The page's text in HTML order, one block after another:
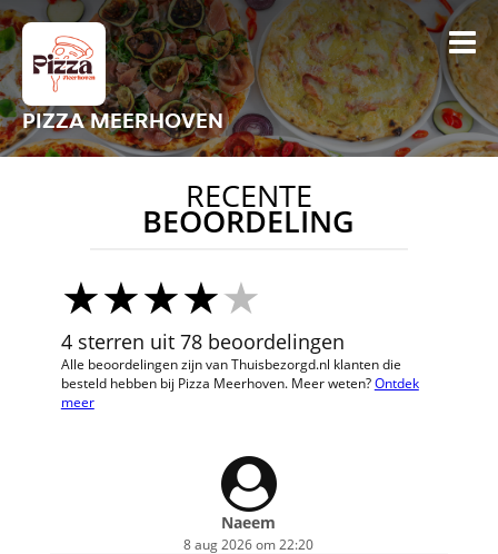
PIZZA MEERHOVEN
RECENTE
BEOORDELING
4 sterren uit 78 beoordelingen
Alle beoordelingen zijn van Thuisbezorgd.nl klanten die
besteld hebben bij Pizza Meerhoven. Meer weten?Ontdek
meer
Naeem
8 aug 2026 om 22:20